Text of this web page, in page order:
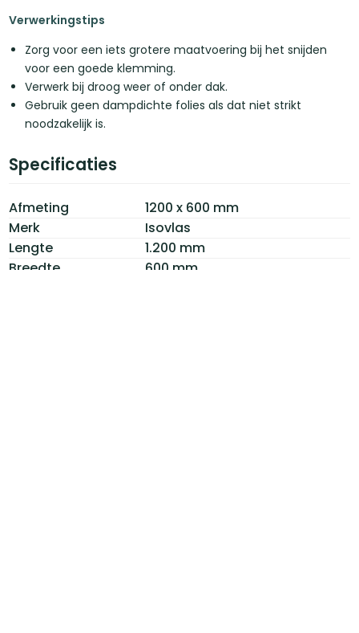
Verwerkingstips
Zorg voor een iets grotere maatvoering bij het snijden
voor een goede klemming.
Verwerk bij droog weer of onder dak.
Gebruik geen dampdichte folies als dat niet strikt
noodzakelijk is.
Specificaties
Afmeting
1200 x 600 mm
Merk
Isovlas
Lengte
1.200 mm
Breedte
600 mm